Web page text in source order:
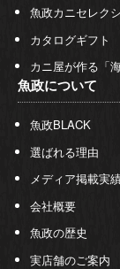
魚政カニセレク
カタログギフト
カニ屋が作る「
魚政について
魚政BLACK
選ばれる理由
メディア掲載実
会社概要
魚政の歴史
実店舗のご案内